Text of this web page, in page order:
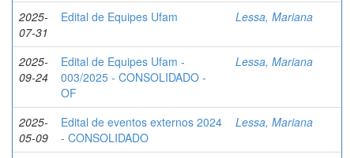
2025-
07-31
Edital de Equipes Ufam Lessa, Mariana
2025-
09-24
Edital de Equipes Ufam -
003/2025 - CONSOLIDADO -
OF
Lessa, Mariana
2025-
05-09
Edital de eventos externos 2024
- CONSOLIDADO
Lessa, Mariana